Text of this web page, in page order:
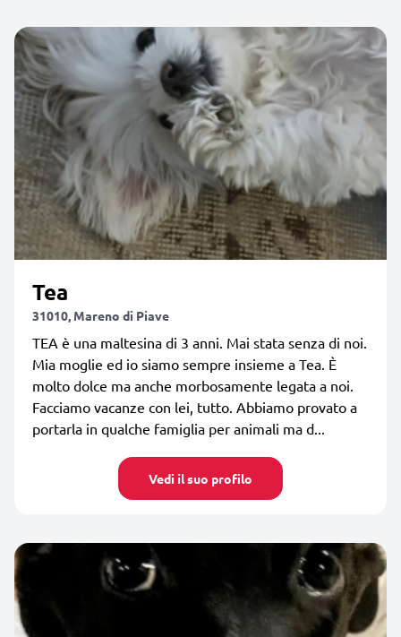
Tea
31010, Mareno di Piave
TEA è una maltesina di 3 anni. Mai stata senza di noi.
Mia moglie ed io siamo sempre insieme a Tea. È
molto dolce ma anche morbosamente legata a noi.
Facciamo vacanze con lei, tutto. Abbiamo provato a
portarla in qualche famiglia per animali ma d...
Vedi il suo profilo